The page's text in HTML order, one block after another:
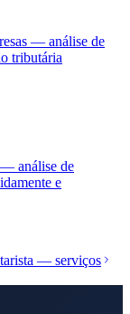
— análise de
tributária
— análise de
e
— serviços